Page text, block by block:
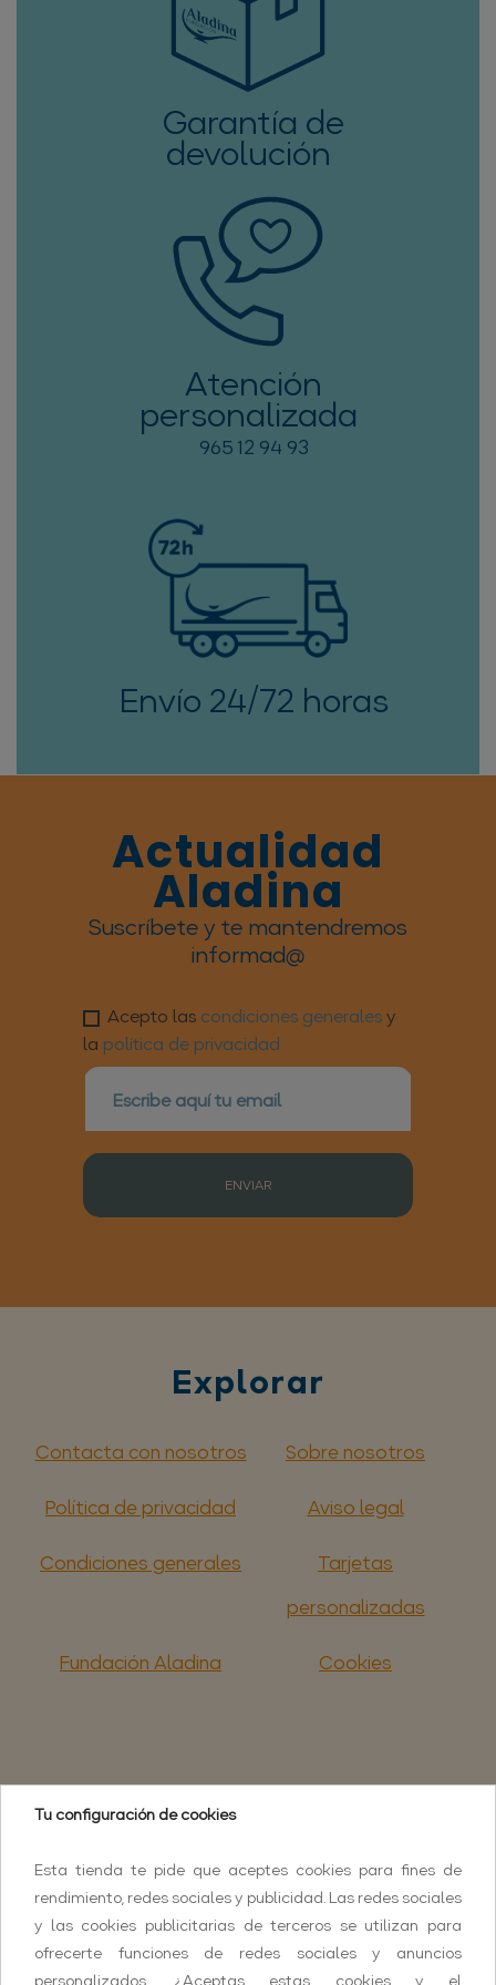
Garantía de
devolución
Atención
personalizada
965 12 94 93
Envío 24/72 horas
Actualidad
Aladina
Suscríbete y te mantendremos
informad@
Acepto lascondiciones generalesy
la política de privacidad
ENVIAR
Explorar
Contacta con nosotros
Sobre nosotros
Política de privacidad
Aviso legal
Condiciones generales
Tarjetas
personalizadas
Fundación Aladina
Cookies
Tu configuración de cookies
Esta tienda te pide que aceptes cookies para fines de
rendimiento, redes sociales y publicidad. Las redes sociales
y las cookies publicitarias de terceros se utilizan para
ofrecerte funciones de redes sociales y anuncios